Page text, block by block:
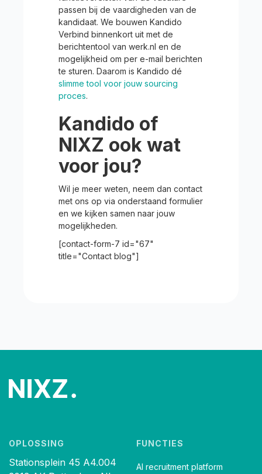
passen bij de vaardigheden van de
kandidaat. We bouwen Kandido
Verbind binnenkort uit met de
berichtentool van werk.nl en de
mogelijkheid om per e-mail berichten
te sturen. Daarom is Kandido dé
slimme tool voor jouw sourcing
proces.
Kandido of
NIXZ ook wat
voor jou?
Wil je meer weten, neem dan contact
met ons op via onderstaand formulier
en we kijken samen naar jouw
mogelijkheden.
[contact-form-7 id="67"
title="Contact blog"]
OPLOSSING
Stationsplein 45 A4.004
FUNCTIES
AI recruitment platform